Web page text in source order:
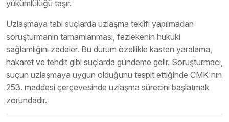
yükümlülüğü taşır.
Uzlaşmaya tabi suçlarda uzlaşma teklifi yapılmadan
soruşturmanın tamamlanması, fezlekenin hukuki
sağlamlığını zedeler. Bu durum özellikle kasten yaralama,
hakaret ve tehdit gibi suçlarda gündeme gelir. Soruşturmacı,
suçun uzlaşmaya uygun olduğunu tespit ettiğinde CMK'nın
253. maddesi çerçevesinde uzlaşma sürecini başlatmak
zorundadır.